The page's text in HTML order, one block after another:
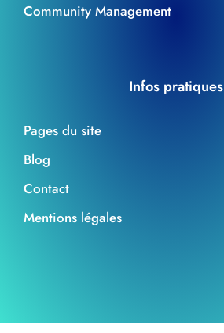
Community Management
Infos pratiques
Pages du site
Blog
Contact
Mentions légales